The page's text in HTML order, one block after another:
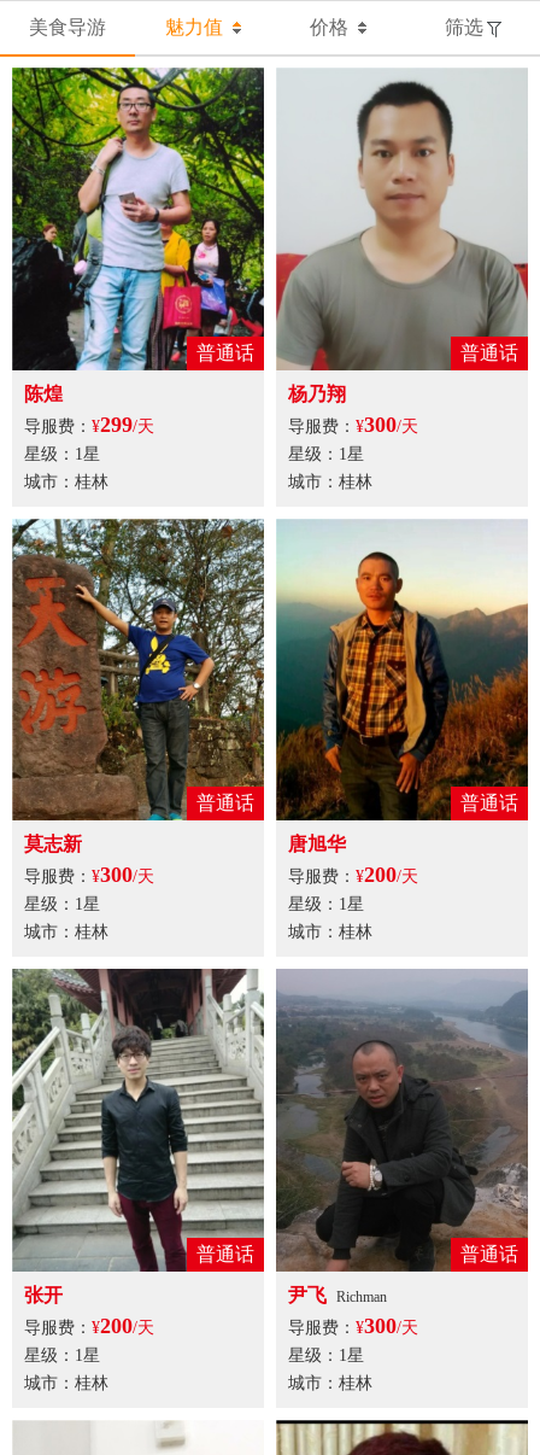
美食导游 魅力值 价格 筛选
普通话
陈煌
导服费： ¥299/天
星级：1星
城市：桂林
普通话
杨乃翔
导服费： ¥300/天
星级：1星
城市：桂林
普通话
莫志新
导服费： ¥300/天
星级：1星
城市：桂林
普通话
唐旭华
导服费： ¥200/天
星级：1星
城市：桂林
普通话
张开
导服费： ¥200/天
星级：1星
城市：桂林
普通话
尹飞 Richman
导服费： ¥300/天
星级：1星
城市：桂林